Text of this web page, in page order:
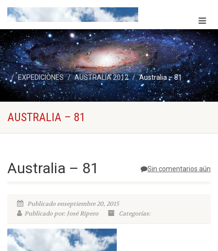
EXPEDICIONES AUSTRALIA 2012 Australia – 81
AUSTRALIA – 81
Sin comentarios aún
Australia – 81
Publicado enseptiembre 20, 2015
Publicado por: José Ripero
Categorías: